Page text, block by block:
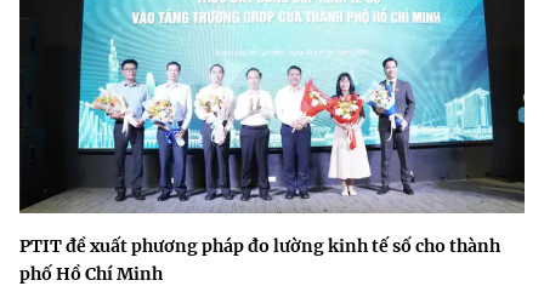
PTIT đề xuất phương pháp đo lường kinh tế số cho thành
phố Hồ Chí Minh